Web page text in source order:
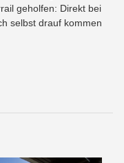
geholfen: Direkt bei
selbst drauf kommen